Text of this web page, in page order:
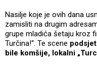
Nasilje koje je ovih dana
zamisliti na drugim
grupe mladića šetaju kroz
Turčina!“. Te scene
bile komšije, lokalni